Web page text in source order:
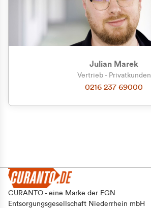
Julian Marek
Vertrieb - Privatkunden
0216 237 69000
CURANTO - eine Marke der EGN
Entsorgungsgesellschaft Niederrhein mbH